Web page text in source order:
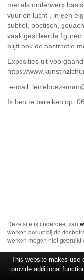
met als onderwerp
vuur en lucht , in een
subtiel, poetisch,
vaak gestileerde figuren
blijft ook de abstractie
Exposities uit
https://
e-mail:
Ik ben te
Deze site is onderdeel van
werken berust bij de
werken mogen niet gebruikt
This website makes use
provide additional